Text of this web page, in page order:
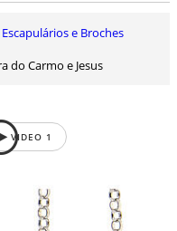
Escapulários e Broches
do Carmo e Jesus
VIDEO 1